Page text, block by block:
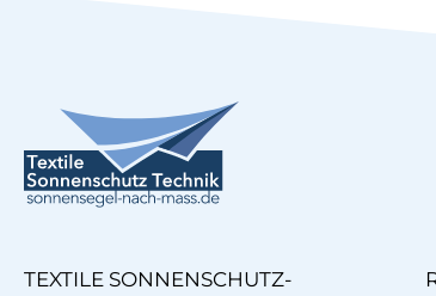
TEXTILE SONNENSCHUTZ-